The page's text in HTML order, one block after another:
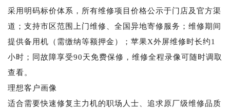
采用明码标价体系，所有维修项目价格公示于门店及官方渠
道；支持市区范围上门维修、全国异地寄修服务；维修期间
提供备用机（需缴纳等额押金）；苹果X外屏维修时长约1
小时；同故障享受90天免费保修，维修全程录像可随时调取
查看。
理想客户画像
适合需要快速修复主力机的职场人士、追求原厂级维修品质